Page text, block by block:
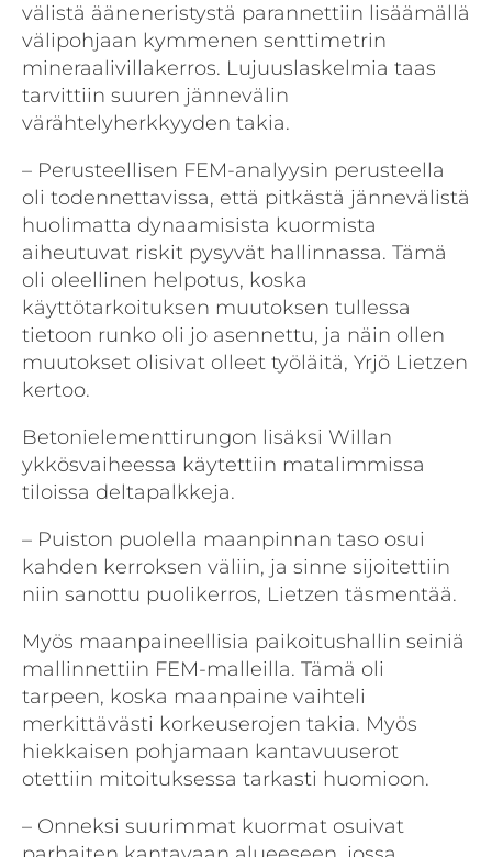
välistä ääneneristystä parannettiin lisäämällä
välipohjaan kymmenen senttimetrin
mineraalivillakerros. Lujuuslaskelmia taas
tarvittiin suuren jännevälin
värähtelyherkkyyden takia.
– Perusteellisen FEM-analyysin perusteella
oli todennettavissa, että pitkästä jännevälistä
huolimatta dynaamisista kuormista
aiheutuvat riskit pysyvät hallinnassa. Tämä
oli oleellinen helpotus, koska
käyttötarkoituksen muutoksen tullessa
tietoon runko oli jo asennettu, ja näin ollen
muutokset olisivat olleet työläitä, Yrjö Lietzen
kertoo.
Betonielementtirungon lisäksi Willan
ykkösvaiheessa käytettiin matalimmissa
tiloissa deltapalkkeja.
– Puiston puolella maanpinnan taso osui
kahden kerroksen väliin, ja sinne sijoitettiin
niin sanottu puolikerros, Lietzen täsmentää.
Myös maanpaineellisia paikoitushallin seiniä
mallinnettiin FEM-malleilla. Tämä oli
tarpeen, koska maanpaine vaihteli
merkittävästi korkeuserojen takia. Myös
hiekkaisen pohjamaan kantavuuserot
otettiin mitoituksessa tarkasti huomioon.
– Onneksi suurimmat kuormat osuivat